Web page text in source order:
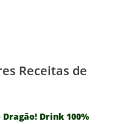
Receitas de
Drink 100%